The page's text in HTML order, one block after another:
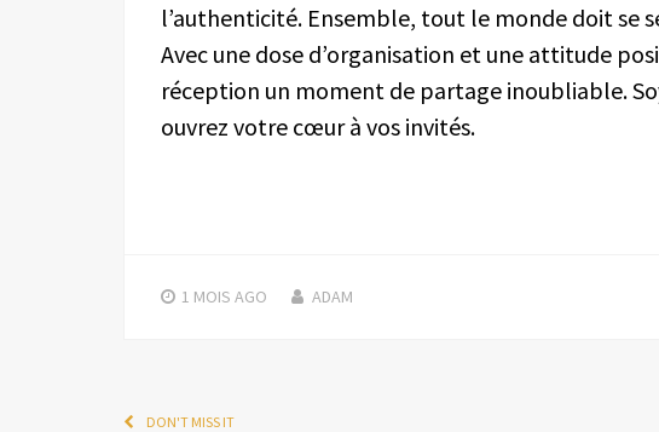
l’authenticité. Ensemble, tout le monde doit se
Avec une dose d’organisation et une attitude
réception un moment de partage inoubliable.
ouvrez votre cœur à vos invités.
1 MOIS AGO ADAM
DON'T MISS IT